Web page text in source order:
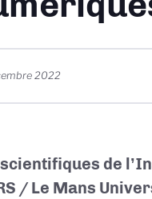
2022
de
/ Le Mans